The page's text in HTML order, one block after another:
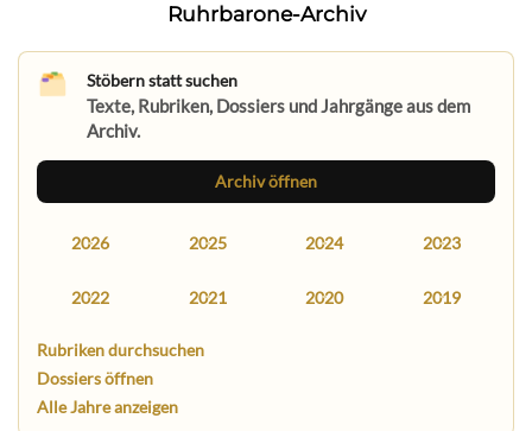
Ruhrbarone-Archiv
Stöbern statt suchen
Texte, Rubriken, Dossiers und Jahrgänge aus dem
Archiv.
Archiv öffnen
2026 2025 2024 2023
2022 2021 2020 2019
Rubriken durchsuchen
Dossiers öffnen
Alle Jahre anzeigen